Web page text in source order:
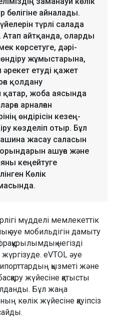
айналады.
түрлі салада
Атап айтқанда, оларды
көрсетуге, дәрі-
жұмыстарына,
етуді қажет
қолдану
қатар, жоба аясында
арналған
өндірісін кезең-
көзделіп отыр. Бұл
жасау саласын
ашуға және
кеңейтуге
Көлік
мүдделі мемлекеттік
әуе мобильдігін дамыту
негізді
eVTOL әуе
қызметі және
жүйесіне қатысты
Бұл жаңа
көлік жүйесіне қауіпсіз